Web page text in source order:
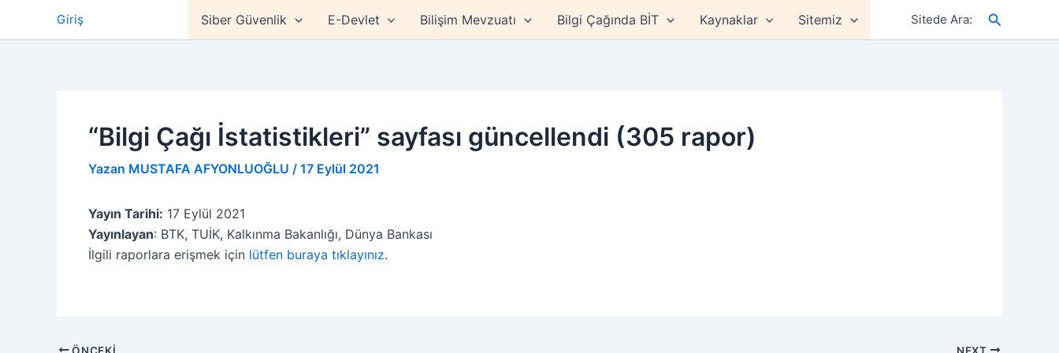
Giriş Siber Güvenlik E-Devlet Bilişim Mevzuatı Bilgi Çağında BİT Kaynaklar Sitemiz Sitede Ara: Arama
“Bilgi Çağı İstatistikleri” sayfası güncellendi (305 rapor)
Yazan MUSTAFA AFYONLUOĞLU / 17 Eylül 2021
Yayın Tarihi: 17 Eylül 2021
Yayınlayan: BTK, TUİK, Kalkınma Bakanlığı, Dünya Bankası
İlgili raporlara erişmek için lütfen buraya tıklayınız.
ÖNCEKI NEXT